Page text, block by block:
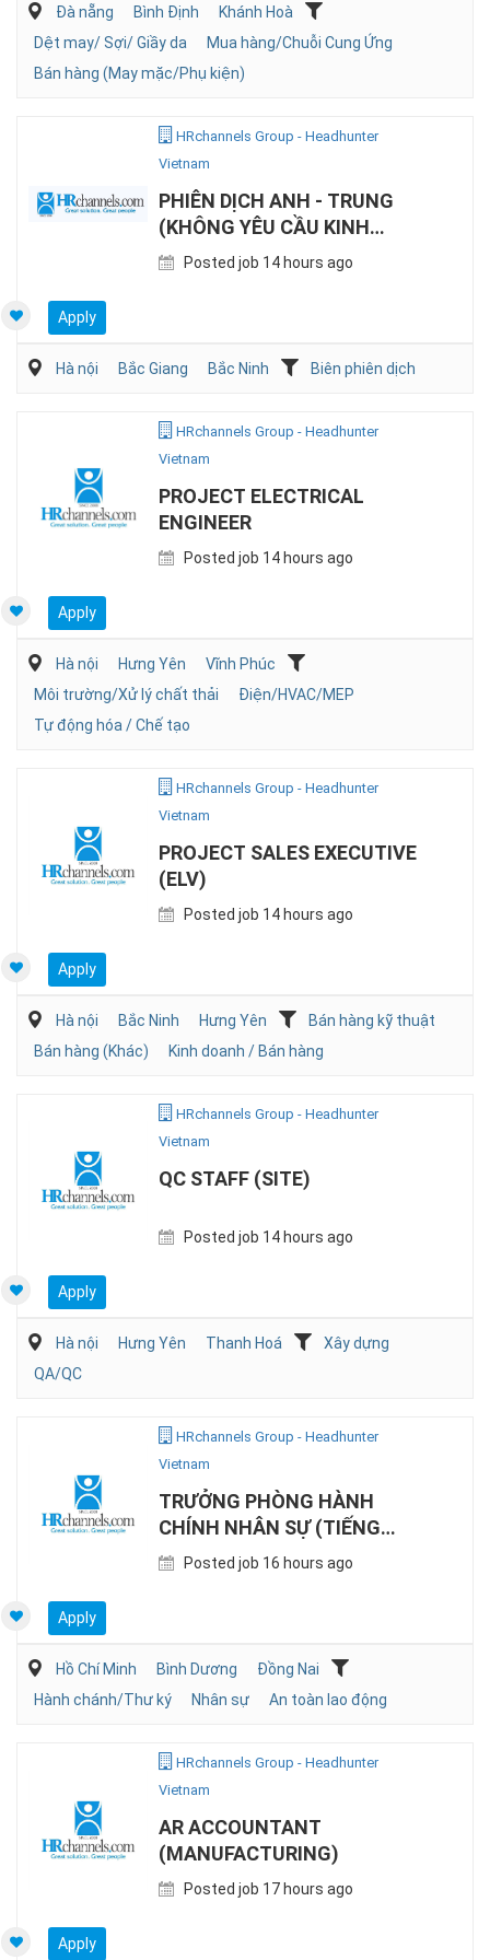
Đà nẵng Bình Định
Khánh Hoà
Dệt may/ Sợi/ Giầy da
Mua hàng/Chuỗi Cung Ứng
Bán hàng (May mặc/Phụ kiện)
HRchannels Group - Headhunter
Vietnam
PHIÊN DỊCH ANH - TRUNG
(KHÔNG YÊU CẦU KINH
NGHIỆM)
Posted job 14 hours ago
Apply
Hà nội Bắc Giang Bắc Ninh Biên phiên dịch
HRchannels Group - Headhunter
Vietnam
PROJECT ELECTRICAL
ENGINEER
Posted job 14 hours ago
Apply
Hà nội Hưng Yên
Vĩnh Phúc
Môi trường/Xử lý chất thải
Điện/HVAC/MEP
Tự động hóa / Chế tạo
HRchannels Group - Headhunter
Vietnam
PROJECT SALES EXECUTIVE
(ELV)
Posted job 14 hours ago
Apply
Hà nội Bắc Ninh Hưng Yên
Bán hàng kỹ thuật
Bán hàng (Khác)
Kinh doanh / Bán hàng
HRchannels Group - Headhunter
Vietnam
QC STAFF (SITE)
Posted job 14 hours ago
Apply
Hà nội Hưng Yên Thanh Hoá
Xây dựng
QA/QC
HRchannels Group - Headhunter
Vietnam
TRƯỞNG PHÒNG HÀNH
CHÍNH NHÂN SỰ (TIẾNG
NHẬT, SẢN XUẤT)
Posted job 16 hours ago
Apply
Hồ Chí Minh Bình Dương
Đồng Nai
Hành chánh/Thư ký
Nhân sự An toàn lao động
HRchannels Group - Headhunter
Vietnam
AR ACCOUNTANT
(MANUFACTURING)
Posted job 17 hours ago
Apply